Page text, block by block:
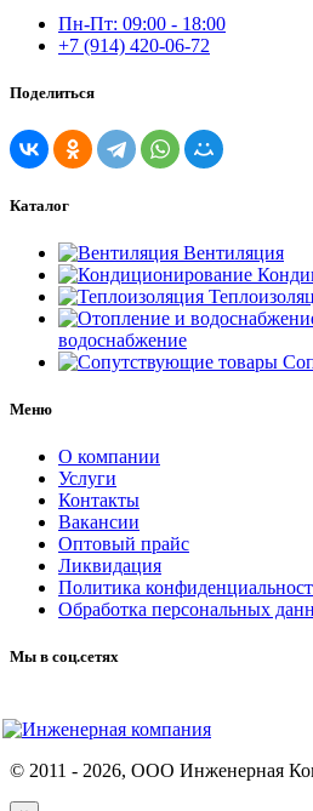
Пн-Пт: 09:00 - 18:00
+7 (914) 420-06-72
Поделиться
Каталог
Вентиляция
водоснабжение
Меню
О компании
Услуги
Контакты
Вакансии
Оптовый прайс
Ликвидация
Политика
Обработка персональных
Мы в соц.сетях
© 2011 - 2026, ООО Инженерная